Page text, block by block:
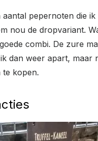
pepernoten die ik
nou de dropvariant.
combi. De zure
dan weer apart, maar
te kopen.